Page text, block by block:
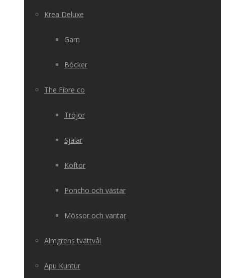
Krea Deluxe
Garn
Böcker
The Fibre co
Tröjor
Sjalar
Koftor
Poncho och västar
Mössor och vantar
Almgrens tvättvål
Apu Kuntur